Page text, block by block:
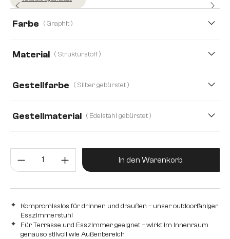
Farbe ( Graphit )
Material ( Strukturstoff )
Gestellfarbe ( Silber gebürstet )
Gestellmaterial ( Edelstahl gebürstet )
Produkt Anzahl: Gib den
In den Warenkorb
Kompromisslos für drinnen und draußen – unser outdoorfähiger
Esszimmerstuhl
Für Terrasse und Esszimmer geeignet – wirkt im Innenraum
genauso stilvoll wie Außenbereich